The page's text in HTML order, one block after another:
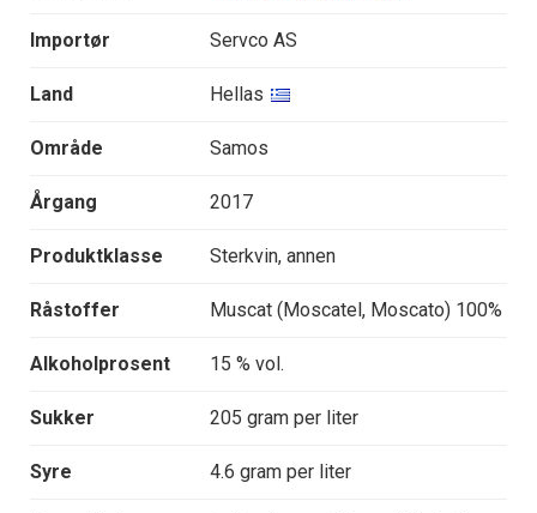
Importør Servco AS
Land Hellas
Område Samos
Årgang 2017
Produktklasse Sterkvin, annen
Råstoffer Muscat (Moscatel, Moscato) 100%
Alkoholprosent 15 % vol.
Sukker 205 gram per liter
Syre 4.6 gram per liter